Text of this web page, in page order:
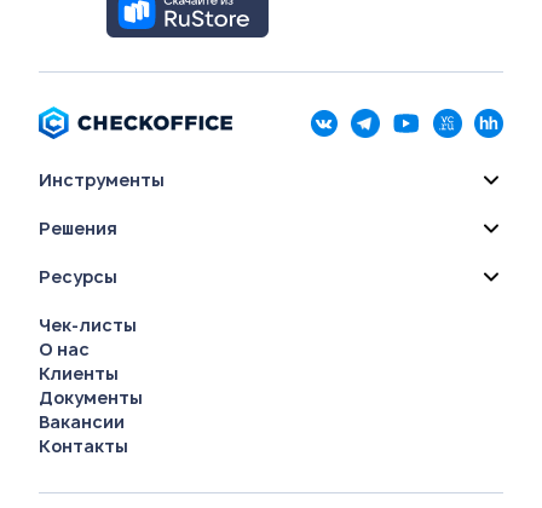
Инструменты
Решения
Ресурсы
Чек-листы
О нас
Клиенты
Документы
Вакансии
Контакты